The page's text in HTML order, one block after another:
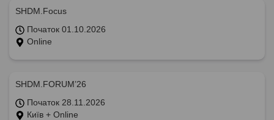
SHDM.Focus
Початок 01.10.2026
Online
SHDM.FORUM’26
Початок 28.11.2026
Київ + Online